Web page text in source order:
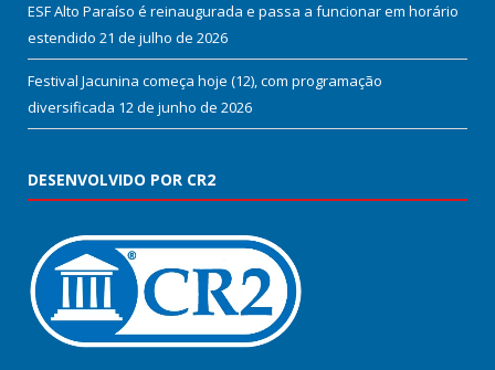
ESF Alto Paraíso é reinaugurada e passa a funcionar em horário
estendido 21 de julho de 2026
Festival Jacunina começa hoje (12), com programação
diversificada 12 de junho de 2026
DESENVOLVIDO POR CR2